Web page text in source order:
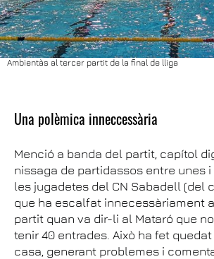
Ambientàs al tercer partit de la final de lliga
Una polèmica inneccessària
Menció a banda del partit, capítol
nissaga de partidassos entre unes
les jugadetes del CN Sabadell (del
que ha escalfat innecessàriament
partit quan va dir-li al Mataró que
tenir 40 entrades. Això ha fet
casa, generant problemes i